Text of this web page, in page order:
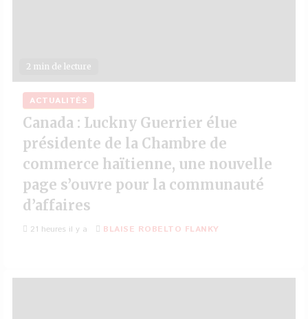
2 min de lecture
ACTUALITÉS
Canada : Luckny Guerrier élue
présidente de la Chambre de
commerce haïtienne, une nouvelle
page s’ouvre pour la communauté
d’affaires
21 heures il y a BLAISE ROBELTO FLANKY